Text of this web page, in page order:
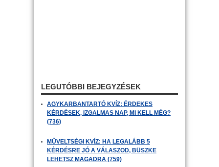
LEGUTÓBBI BEJEGYZÉSEK
AGYKARBANTARTÓ KVÍZ: ÉRDEKES
KÉRDÉSEK, IZGALMAS NAP, MI KELL MÉG?
(736)
MŰVELTSÉGI KVÍZ: HA LEGALÁBB 5
KÉRDÉSRE JÓ A VÁLASZOD, BÜSZKE
LEHETSZ MAGADRA (759)